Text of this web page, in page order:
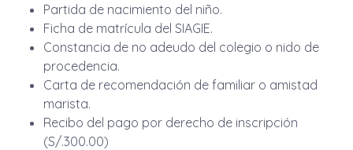
Partida de nacimiento del niño.
Ficha de matrícula del SIAGIE.
Constancia de no adeudo del colegio o nido de
procedencia.
Carta de recomendación de familiar o amistad
marista.
Recibo del pago por derecho de inscripción
(S/.300.00)